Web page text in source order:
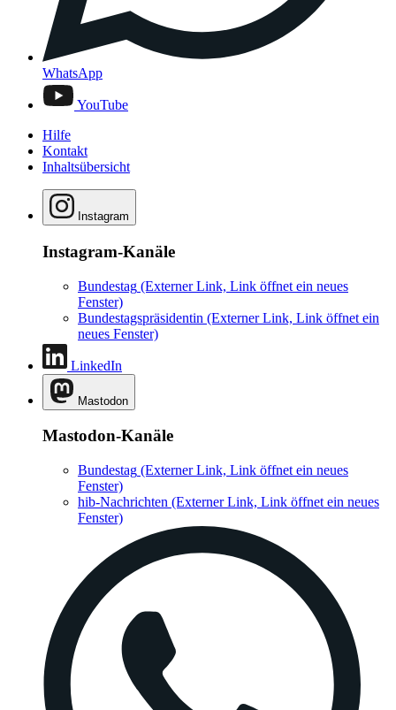
WhatsApp
YouTube
Hilfe
Kontakt
Inhaltsübersicht
Instagram
Instagram-Kanäle
Bundestag (Externer Link, Link öffnet ein neues
Fenster)
Bundestagspräsidentin (Externer Link, Link öffnet ein
neues Fenster)
LinkedIn
Mastodon
Mastodon-Kanäle
Bundestag (Externer Link, Link öffnet ein neues
Fenster)
hib-Nachrichten (Externer Link, Link öffnet ein neues
Fenster)